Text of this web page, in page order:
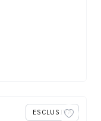
ESCLUSIVA